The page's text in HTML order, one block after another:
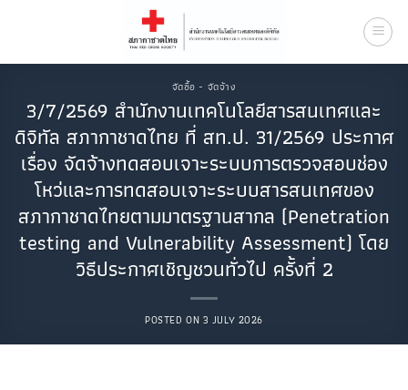
จัดซื้อ - จัดจ้าง
3/7/2569 สำนักงานเทคโนโลยีสารสนเทศและ
ดิจิทัล สภากาชาดไทย ที่ สท.ป. 31/2569 ประกาศ
เรื่อง จัดจ้างทดสอบเจาะระบบการตรวจสอบช่อง
โหว่และการทดสอบเจาะระบบสารสนเทศของ
สภากาชาดไทยตามมาตรฐานสากล (Penetration
testing and Vulnerability Assessment) โดย
วิธีประกาศเชิญชวนทั่วไป ครั้งที่ 2
POSTED ON 3 JULY 2026